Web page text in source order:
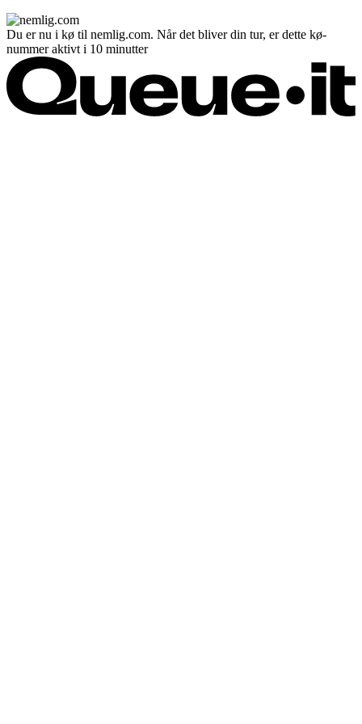
Du er nu i kø til nemlig.com. Når det bliver din tur, er dette kø-
nummer aktivt i 10 minutter